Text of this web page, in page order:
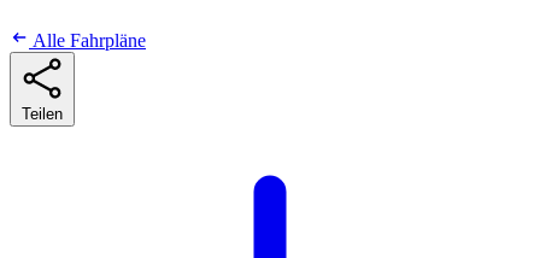
Alle Fahrpläne
Teilen